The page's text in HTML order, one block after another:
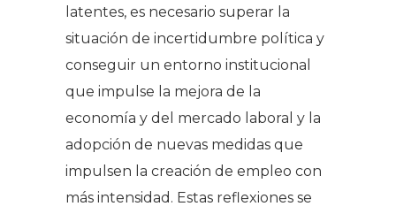
latentes, es necesario superar la
situación de incertidumbre política y
conseguir un entorno institucional
que impulse la mejora de la
economía y del mercado laboral y la
adopción de nuevas medidas que
impulsen la creación de empleo con
más intensidad. Estas reflexiones se